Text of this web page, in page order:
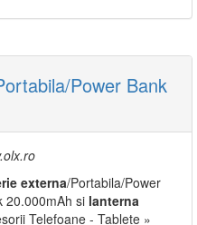
Power Bank
externa/Portabila/Power
20.000mAh si lanterna
Telefoane - Tablete »